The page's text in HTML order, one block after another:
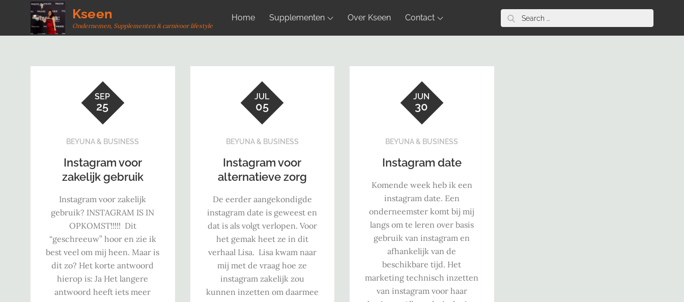
Kseen
Ondernemen, Supplementen & carnivoor lifestyle
Home Supplementen Over Kseen Contact
Search
for:
SEP
25
BEYUNA & BUSINESS
Instagram voor
zakelijk gebruik
Instagram voor zakelijk
gebruik? INSTAGRAM IS IN
OPKOMST!!!!! Dit
“geschreeuw” hoor en zie ik
best veel om mij heen. Maar is
dit zo? Het korte antwoord
hierop is: Ja Het langere
antwoord heeft iets meer
JUL
05
BEYUNA & BUSINESS
Instagram voor
alternatieve zorg
De eerder aangekondigde
instagram date is geweest en
dat is als volgt verlopen. Voor
het gemak heet ze in dit
verhaal Lisa. Lisa kwam naar
mij met de vraag hoe ze
instagram zakelijk zou
kunnen inzetten om daarmee
JUN
30
BEYUNA & BUSINESS
Instagram date
Komende week heb ik een
instagram date. Een
onderneemster komt bij mij
langs om te leren over basis
gebruik van instagram en
afhankelijk van de
beschikbare tijd. Het
marketing technisch inzetten
van instagram voor haar